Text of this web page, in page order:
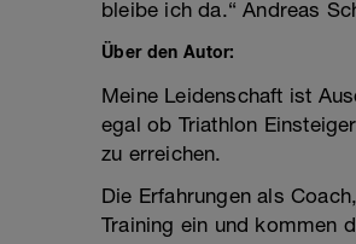
bleibe ich da.“ Andreas
Über den Autor:
Meine Leidenschaft ist
egal ob Triathlon
zu erreichen.
Die Erfahrungen als
Training ein und kommen